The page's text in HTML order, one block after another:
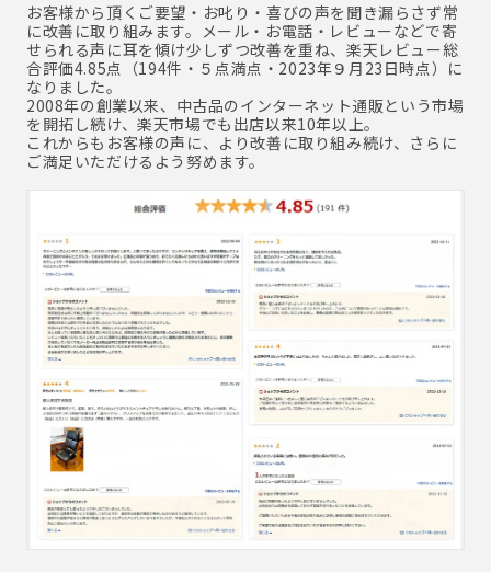
お客様から頂くご要望・お叱り・喜びの声を聞き漏らさず常
に改善に取り組みます。メール・お電話・レビューなどで寄
せられる声に耳を傾け少しずつ改善を重ね、楽天レビュー総
合評価4.85点（194件・５点満点・2023年９月23日時点）に
なりました。
2008年の創業以来、中古品のインターネット通販という市場
を開拓し続け、楽天市場でも出店以来10年以上。
これからもお客様の声に、より改善に取り組み続け、さらに
ご満足いただけるよう努めます。